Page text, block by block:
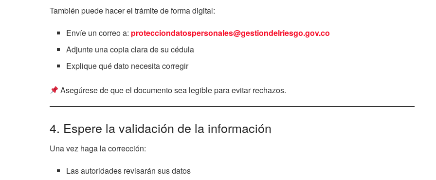
También puede hacer el trámite de forma digital:
Envíe un correo a: protecciondatospersonales@gestiondelriesgo.gov.co
Adjunte una copia clara de su cédula
Explique qué dato necesita corregir
Asegúrese de que el documento sea legible para evitar rechazos.
4. Espere la validación de la información
Una vez haga la corrección:
Las autoridades revisarán sus datos